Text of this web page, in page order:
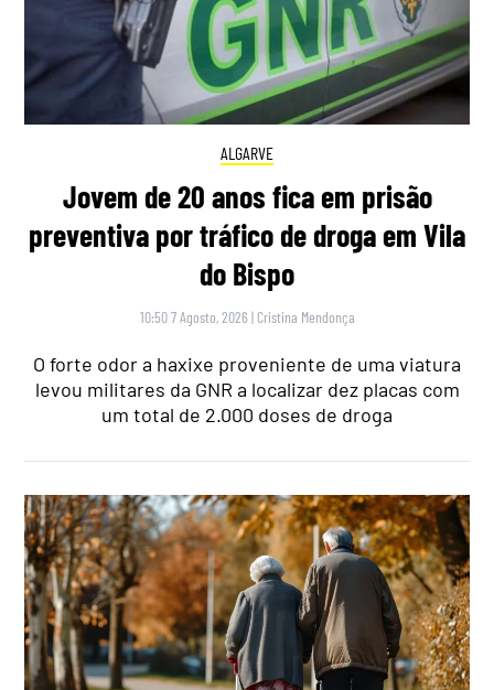
ALGARVE
Jovem de 20 anos fica em prisão
preventiva por tráfico de droga em Vila
do Bispo
10:50 7 Agosto, 2026 | Cristina Mendonça
O forte odor a haxixe proveniente de uma viatura
levou militares da GNR a localizar dez placas com
um total de 2.000 doses de droga